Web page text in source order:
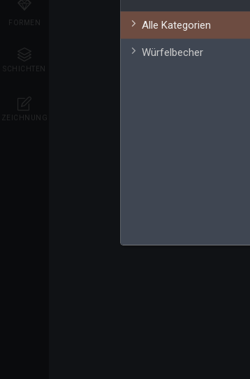
FORMEN
SCHICHTEN
ZEICHNUNG
Alle Kategorien
Würfelbecher